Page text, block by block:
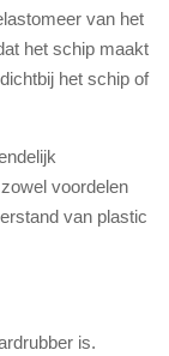
van het
het schip maakt
het schip of
voordelen
van plastic
is.